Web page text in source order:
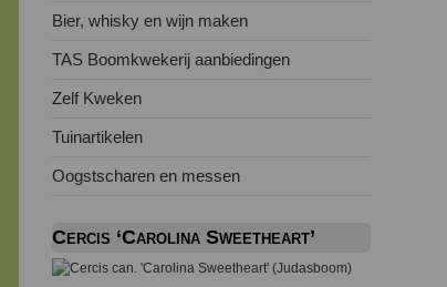
Bier, whisky en wijn maken
TAS Boomkwekerij aanbiedingen
Zelf Kweken
Tuinartikelen
Oogstscharen en messen
Cercis ‘Carolina Sweetheart’